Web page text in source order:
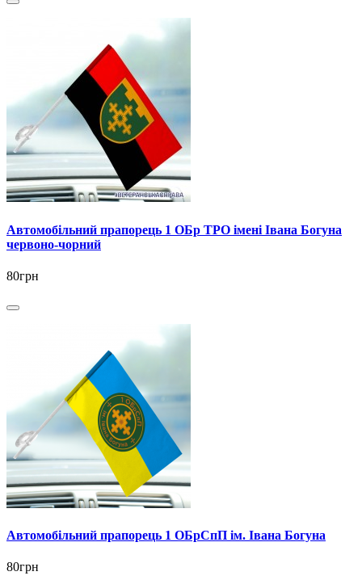
Автомобільний прапорець 1 ОБр ТРО імені Івана Богуна
червоно-чорний
80грн
Автомобільний прапорець 1 ОБрСпП ім. Івана Богуна
80грн